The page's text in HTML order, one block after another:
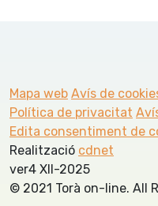
Mapa web Avís de
Política de privacitat
Edita consentiment de
Realització cdnet
ver4 XII-2025
© 2021 Torà on-line. All